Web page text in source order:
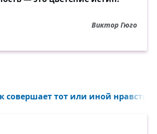
Виктор Гюго
совершает тот или иной